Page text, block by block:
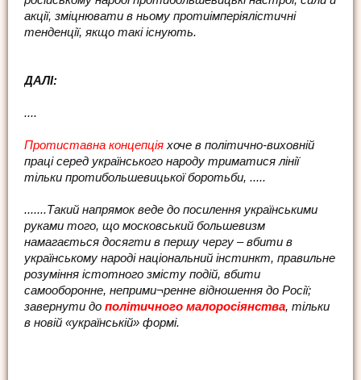
акції, зміцнювати в ньому протиімперіялістичні
тенденції, якщо такі існують.
ДАЛІ:
....
Протиставна концепція хоче в політично-виховній
праці серед українського народу триматися лінії
тільки протибольшевицької боротьби, .....
.......Такий напрямок веде до посилення українськими
руками того, що московський большевизм
намагається досягти в першу чергу – вбити в
українському народі національний інстинкт, правильне
розуміння істотного змісту подій, вбити
самооборонне, неприми¬ренне відношення до Росії;
завернути до політичного малоросіянства, тільки
в новій «українській» формі.